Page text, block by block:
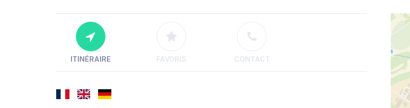
ITINÉRAIRE FAVORIS CONTACT